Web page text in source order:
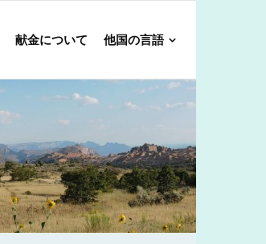
献金について 他国の言語